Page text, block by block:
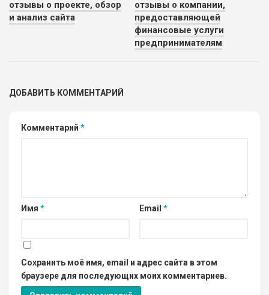
отзывы о проекте, обзор
и анализ сайта
отзывы о компании,
предоставляющей
финансовые услуги
предпринимателям
ДОБАВИТЬ КОММЕНТАРИЙ
Комментарий *
Имя * Email *
Сохранить моё имя, email и адрес сайта в этом
браузере для последующих моих комментариев.